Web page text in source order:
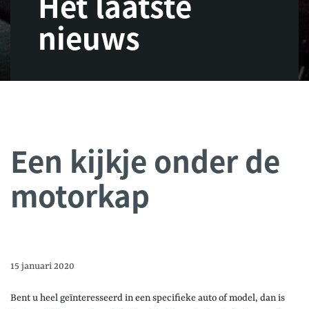
nieuws
Een kijkje onder de
motorkap
15 januari 2020
Bent u heel geïnteresseerd in een specifieke auto of model, dan is